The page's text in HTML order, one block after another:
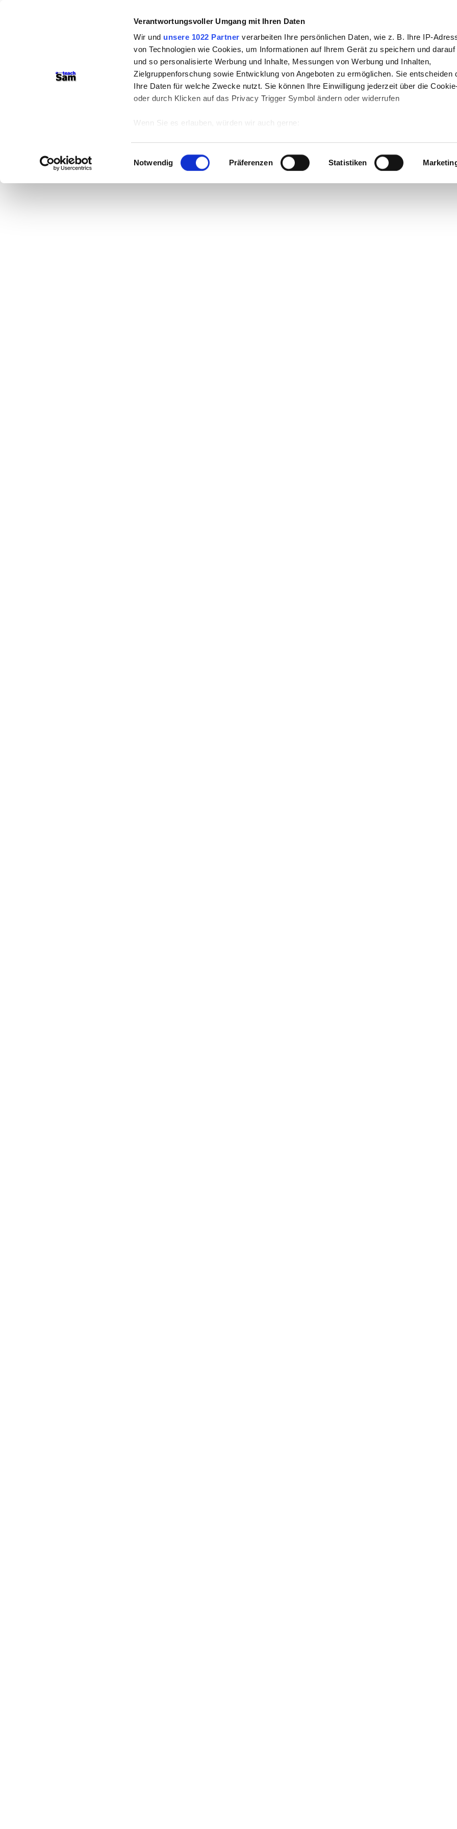
Verantwortungsvoller Umgang mit Ihren Daten
Wir und unsere 1022 Partner verarbeiten Ihre persönlichen Daten, wie z. B. Ihre IP-
von Technologien wie Cookies, um Informationen auf Ihrem Gerät zu speichern und
und so personalisierte Werbung und Inhalte, Messungen von Werbung und Inhalten,
Zielgruppenforschung sowie Entwicklung von Angeboten zu ermöglichen. Sie entscheiden
Ihre Daten für welche Zwecke nutzt. Sie können Ihre Einwilligung jederzeit über die
oder durch Klicken auf das Privacy Trigger Symbol ändern oder widerrufen
Wenn Sie es erlauben, würden wir auch gerne:
Ihr Gerät durch aktives Scannen nach bestimmten Merkmalen (Fingerprinting)
Einwilligungsauswahl
Notwendig Präferenzen Statistiken